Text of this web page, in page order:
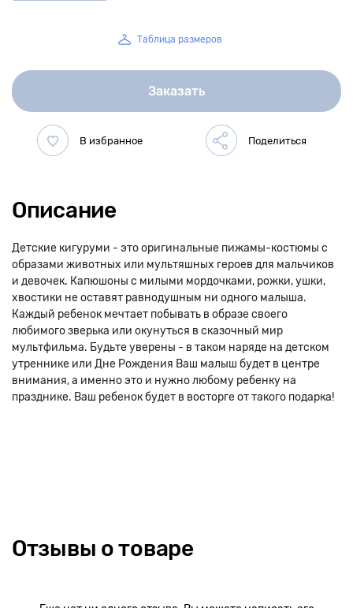
Таблица размеров
Заказать
Описание
Детские кигуруми - это оригинальные пижамы-костюмы с
образами животных или мультяшных героев для мальчиков
и девочек. Капюшоны с милыми мордочками, рожки, ушки,
хвостики не оставят равнодушным ни одного малыша.
Каждый ребенок мечтает побывать в образе своего
любимого зверька или окунуться в сказочный мир
мультфильма. Будьте уверены - в таком наряде на детском
утреннике или Дне Рождения Ваш малыш будет в центре
внимания, а именно это и нужно любому ребенку на
празднике. Ваш ребенок будет в восторге от такого подарка!
Отзывы о товаре